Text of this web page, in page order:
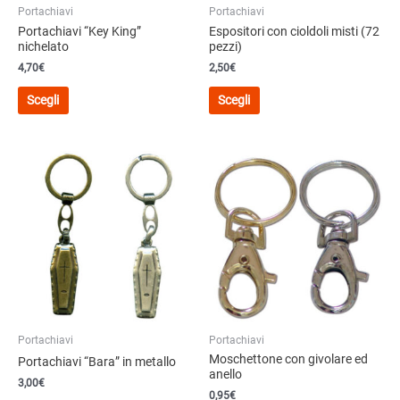
prodotto
prodotto
Portachiavi
Portachiavi “Key King”
nichelato
4,70€
Scegli
Questo
varianti.
opzioni
possono
essere
scelte
nella
pagina
prodotto
Portachiavi
Espositori con cioldoli misti (72
pezzi)
2,50€
Scegli
Questo
varianti.
opzioni
possono
essere
scelte
nella
pagina
prodotto
Portachiavi
Portachiavi “Bara” in metallo
3,00€
Portachiavi
Moschettone con givolare ed
anello
0,95€